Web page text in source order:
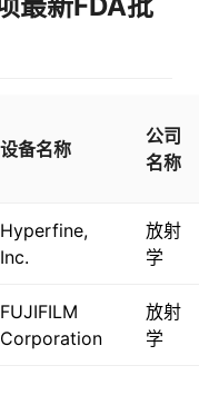
设备名称
公司
名称
Hyperfine,
Inc.
放射
学
FUJIFILM
Corporation
放射
学